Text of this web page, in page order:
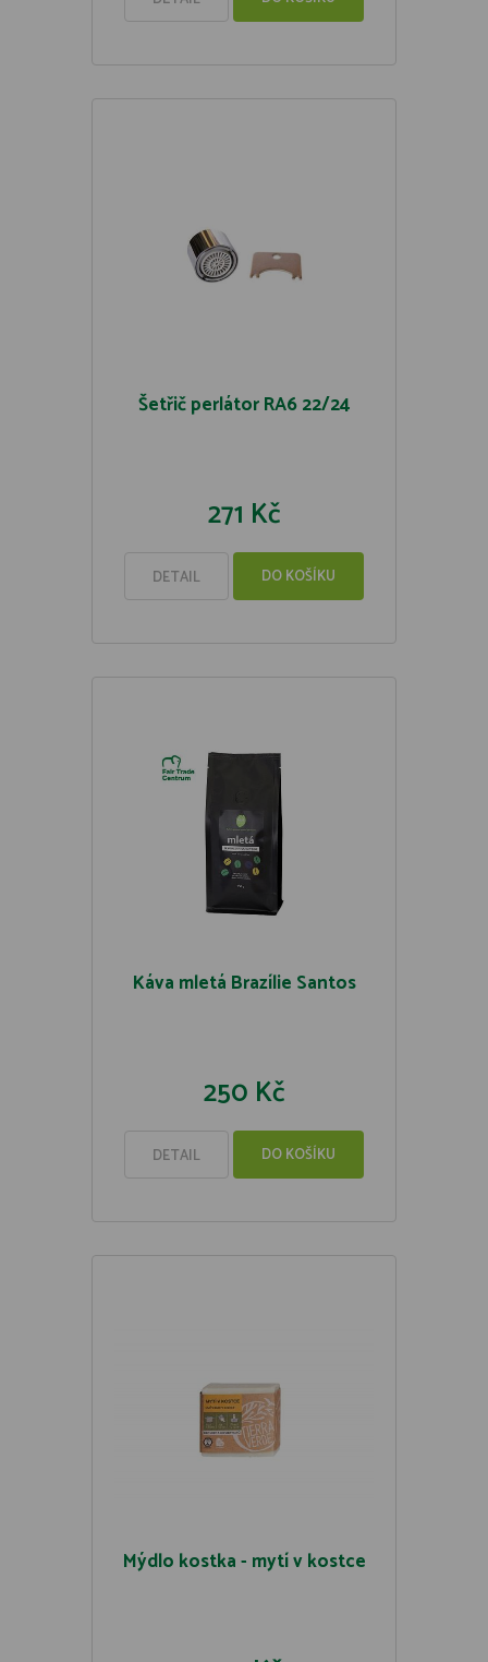
Šetřič perlátor RA6 22/24
271 Kč
DETAIL DO KOŠÍKU
Káva mletá Brazílie Santos
250 Kč
DETAIL DO KOŠÍKU
Mýdlo kostka - mytí v kostce